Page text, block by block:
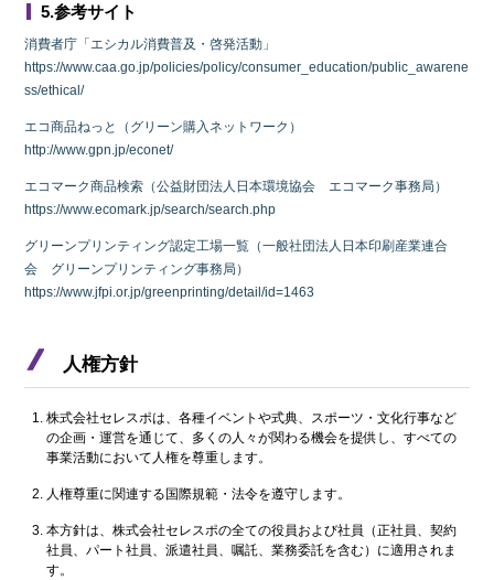
5.参考サイト
消費者庁「エシカル消費普及・啓発活動」
https://www.caa.go.jp/policies/policy/consumer_education/public_awarene
ss/ethical/
エコ商品ねっと（グリーン購入ネットワーク）
http://www.gpn.jp/econet/
エコマーク商品検索（公益財団法人日本環境協会 エコマーク事務局）
https://www.ecomark.jp/search/search.php
グリーンプリンティング認定工場一覧（一般社団法人日本印刷産業連合
会 グリーンプリンティング事務局）
https://www.jfpi.or.jp/greenprinting/detail/id=1463
人権方針
株式会社セレスポは、各種イベントや式典、スポーツ・文化行事など
の企画・運営を通じて、多くの人々が関わる機会を提供し、すべての
事業活動において人権を尊重します。
人権尊重に関連する国際規範・法令を遵守します。
本方針は、株式会社セレスポの全ての役員および社員（正社員、契約
社員、パート社員、派遣社員、嘱託、業務委託を含む）に適用されま
す。